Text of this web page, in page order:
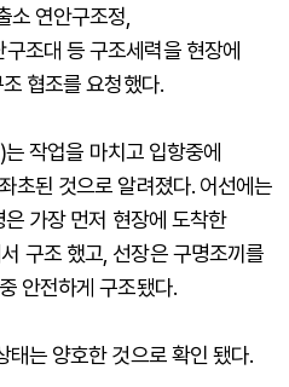
소 연안구조정,
조대 등 구조세력을 현장에
협조를 요청했다.
작업을 마치고 입항중에
초된 것으로 알려졌다. 어선에는
가장 먼저 현장에 도착한
구조 했고, 선장은 구명조끼를
안전하게 구조됐다.
는 양호한 것으로 확인 됐다.